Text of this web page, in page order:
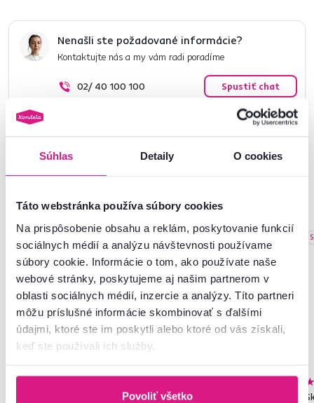
Súhlas Detaily O cookies
Táto webstránka používa súbory cookies
Na prispôsobenie obsahu a reklám, poskytovanie funkcií
sociálnych médií a analýzu návštevnosti používame
súbory cookie. Informácie o tom, ako používate naše
webové stránky, poskytujeme aj našim partnerom v
oblasti sociálnych médií, inzercie a analýzy. Títo partneri
môžu príslušné informácie skombinovať s ďalšími
údajmi, ktoré ste im poskytli alebo ktoré od vás získali,
keď ste používali ich služby.
Povoliť všetko
Nenašli ste požadované informácie?
Kontaktujte nás a my vám radi poradíme
02/ 40 100 100 Spustiť chat
Slovenský výrobok
Vešiaková skriňa s policami, dub Relaxačné otočné kreslo,